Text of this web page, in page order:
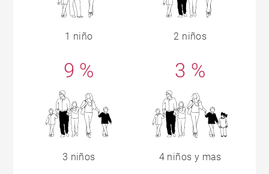
1 niño 2 niños
9 %
3 niños
3 %
4 niños y mas